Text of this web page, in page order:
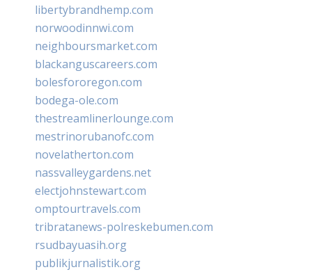
libertybrandhemp.com
norwoodinnwi.com
neighboursmarket.com
blackanguscareers.com
bolesfororegon.com
bodega-ole.com
thestreamlinerlounge.com
mestrinorubanofc.com
novelatherton.com
nassvalleygardens.net
electjohnstewart.com
omptourtravels.com
tribratanews-polreskebumen.com
rsudbayuasih.org
publikjurnalistik.org